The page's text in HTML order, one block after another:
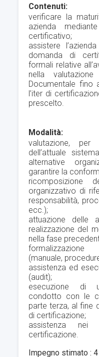
Contenuti:
verificare la
azienda
certificativo;
assistere
domanda di
formali relative
nella
Documentale fino
l’iter di
prescelto.
Modalità:
valutazione, per
dell’attuale
alternative
garantire la
ricomposizione
organizzativo di
responsabilità,
ecc.);
attuazione delle
realizzazione del
nella fase
(manuale,
assistenza ed
(audit);
esecuzione di
condotto con le
parte terza, al fine
di certificazione;
assistenza
certificazione.
Impegno stimato :